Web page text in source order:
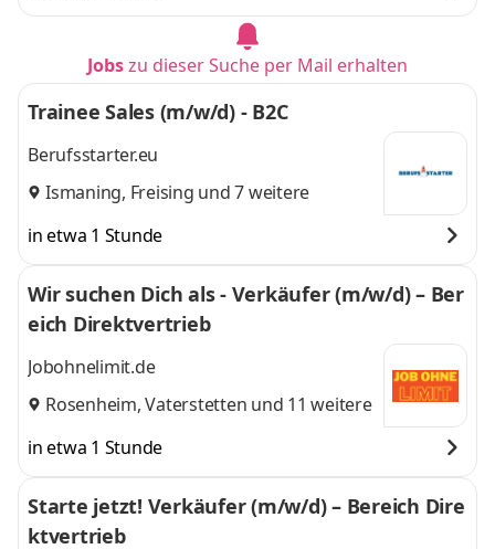
Jobszu dieser Suche per Mail erhalten
Trainee Sales (m/w/d) - B2C
Berufsstarter.eu
Ismaning, Freising und 7 weitere
in etwa 1 Stunde
Wir suchen Dich als - Verkäufer (m/w/d) – Ber
eich Direktvertrieb
Jobohnelimit.de
Rosenheim,Vaterstetten und 11 weitere
in etwa 1 Stunde
Starte jetzt! Verkäufer (m/w/d) – Bereich Dire
ktvertrieb